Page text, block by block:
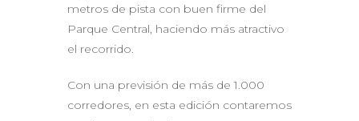
metros de pista con buen firme del
Parque Central, haciendo más atractivo
el recorrido.
Con una previsión de más de 1.000
corredores, en esta edición contaremos